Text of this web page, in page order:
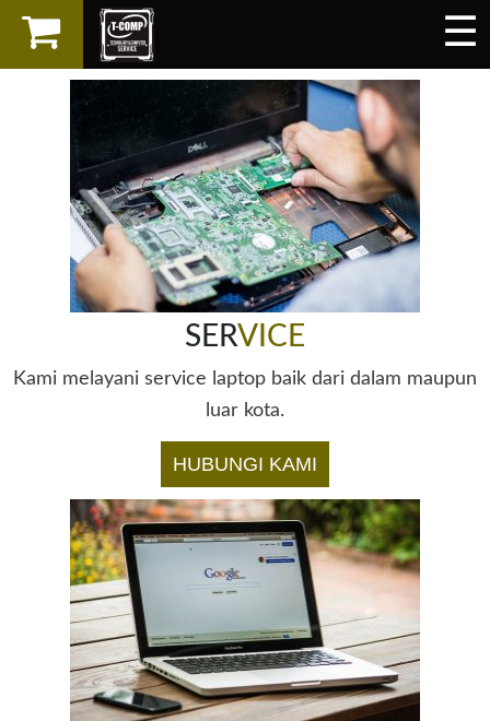
☰
×
LAPTOP
SPAREPART
AKSESORIS
SERVICES
SERVICE
Kami melayani service laptop baik dari dalam maupun
luar kota.
HUBUNGI KAMI